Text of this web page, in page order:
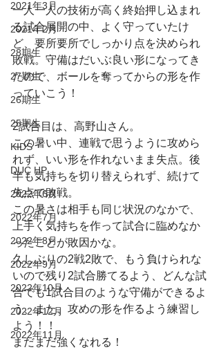
2021年3月
2021年2月
28期生
27期生
26期生
25期生
KIDS
DUC HP
2022年6月
2022年7月
2022年8月
2022年9月
2022年10月
2022年12月
2022年11月
一人一人の技術が高く終始押し込まれ
る試合展開の中、よく守っていたけ
ど、要所要所でしっかり点を決められ
敗戦。守備はだいぶ良い形になってき
たので、ボールを奪ってからの形を作
っていこう！
2試合目は、高野山さん。
この暑い中、連戦で思うように攻めら
れず、いい形を作れないまま失点。後
半も気持ちを切り替えられず、続けて
失点で敗戦。
この暑さは相手も同じ状況のなかで、
上手く気持ちを作って試合に臨めなか
ったことが敗因かな。
久しぶりの2戦2敗で、もう負けられな
いので残り2試合勝てるよう、どんな試
合でも1試合目のような守備ができるよ
う、また、攻めの形を作るよう練習し
よう！！
まだまだ強くなれる！